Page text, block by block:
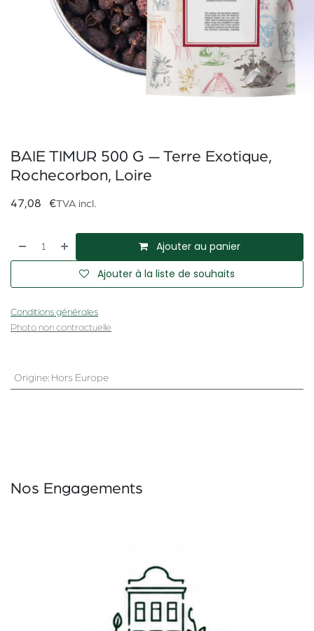
BAIE TIMUR 500 G — Terre Exotique,
Rochecorbon, Loire
47,08 €TVA incl.
Ajouter au panier
Ajouter à la liste de souhaits
Conditions générales
Photo non contractuelle
Origine: Hors Europe
Nos Engagements